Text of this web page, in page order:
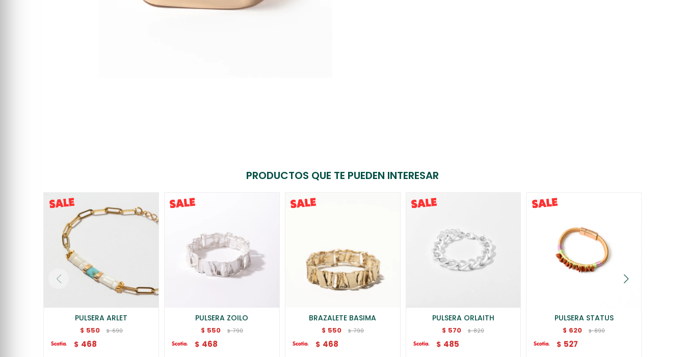
PRODUCTOS QUE TE PUEDEN INTERESAR
PULSERA ARLET
$ 550 $ 690
$ 468
PULSERA ZOILO
$ 550 $ 790
$ 468
BRAZALETE BASIMA
$ 550 $ 790
$ 468
PULSERA ORLAITH
$ 570 $ 820
$ 485
PULSERA STATUS
$ 620 $ 890
$ 527